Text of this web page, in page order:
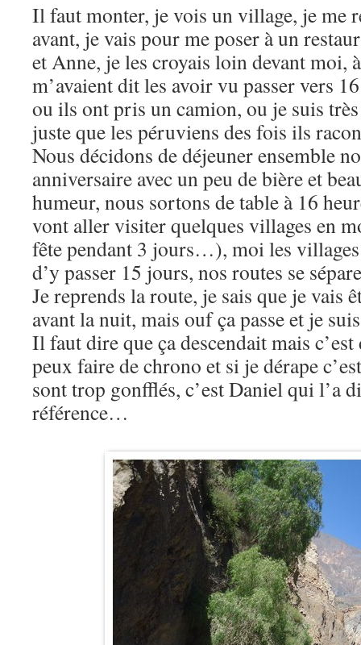
Il faut monter, je vois un village, je me
avant, je vais pour me poser à un
et Anne, je les croyais loin devant moi,
m’avaient dit les avoir vu passer vers
ou ils ont pris un camion, ou je suis
juste que les péruviens des fois ils
Nous décidons de déjeuner ensemble
anniversaire avec un peu de bière et
humeur, nous sortons de table à 16
vont aller visiter quelques villages en
fête pendant 3 jours…), moi les
d’y passer 15 jours, nos routes se
Je reprends la route, je sais que je vais
avant la nuit, mais ouf ça passe et je
Il faut dire que ça descendait mais
peux faire de chrono et si je dérape
sont trop gonfflés, c’est Daniel qui l’a
référence…